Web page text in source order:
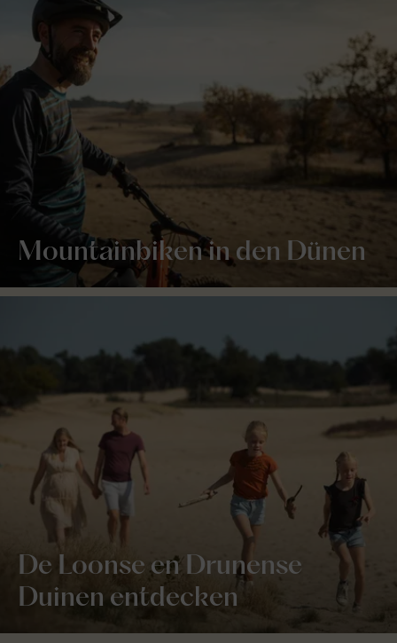
Mountainbiken in den Dünen
De Loonse en Drunense
Duinen entdecken